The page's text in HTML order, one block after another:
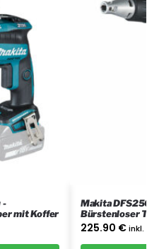
-
mit Koffer
Makita
Bürstenloser
Gerät
225.90 € inkl.